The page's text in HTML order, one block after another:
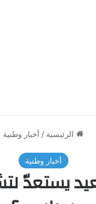
الرئيسية / أخبار وطنية
أخبار وطنية
يستعدّ